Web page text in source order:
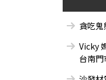
貪吃
Vicky
台南門